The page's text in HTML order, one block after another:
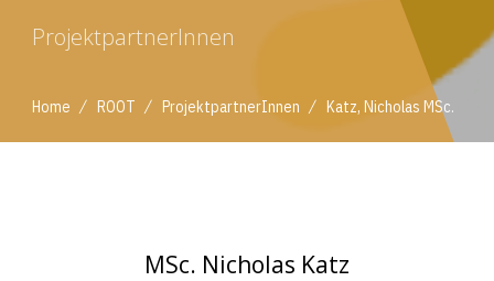
ProjektpartnerInnen
Home / ROOT / ProjektpartnerInnen / Katz, Nicholas MSc.
MSc. Nicholas Katz